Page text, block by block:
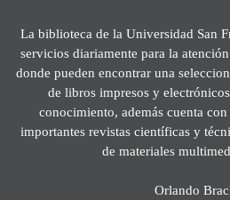
La biblioteca de la Universidad San
servicios diariamente para la
donde pueden encontrar una
de libros impresos y
conocimiento, además cuenta
importantes revistas científicas y
de materiales
Orlando